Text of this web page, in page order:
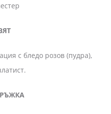
с бледо розов (пудра),